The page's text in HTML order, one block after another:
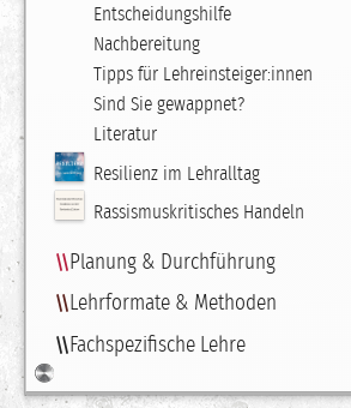
Entscheidungshilfe
Nachbereitung
Tipps für Lehreinsteiger:innen
Sind Sie gewappnet?
Literatur
Resilienz im Lehralltag
Rassismuskritisches Handeln
Planung & Durchführung
Lehrformate & Methoden
Fachspezifische Lehre